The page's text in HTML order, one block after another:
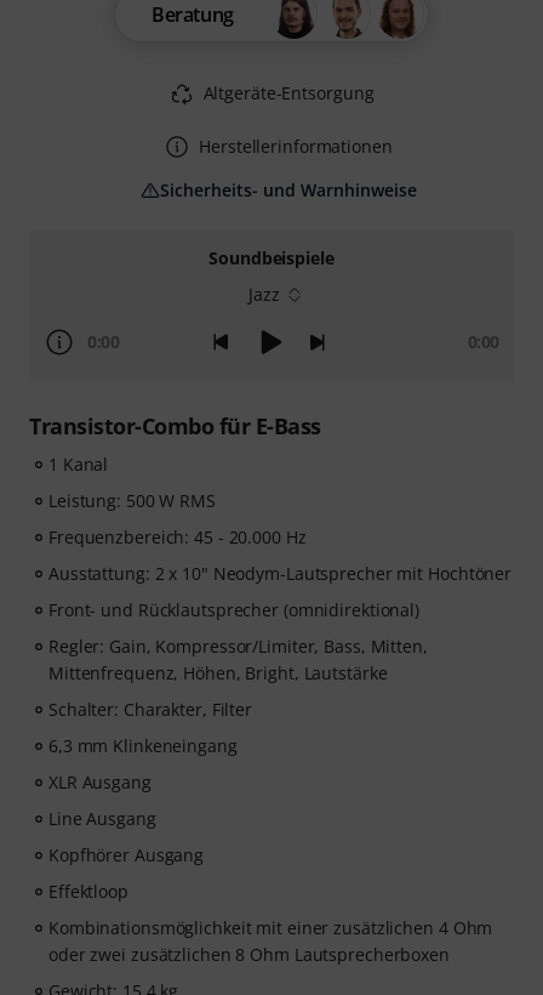
Soundbeispiele
Jazz
0:00 0:00
Transistor-Combo für E-Bass
1 Kanal
Leistung: 500 W RMS
Frequenzbereich: 45 - 20.000 Hz
Ausstattung: 2 x 10" Neodym-Lautsprecher mit Hochtöner
Front- und Rücklautsprecher (omnidirektional)
Regler: Gain, Kompressor/Limiter, Bass, Mitten,
Mittenfrequenz, Höhen, Bright, Lautstärke
Schalter: Charakter, Filter
6,3 mm Klinkeneingang
XLR Ausgang
Line Ausgang
Kopfhörer Ausgang
Effektloop
Kombinationsmöglichkeit mit einer zusätzlichen 4 Ohm
oder zwei zusätzlichen 8 Ohm Lautsprecherboxen
Beratung
Altgeräte-Entsorgung
Herstellerinformationen
Sicherheits- und Warnhinweise